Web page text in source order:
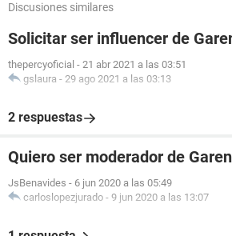
Discusiones similares
Solicitar ser influencer de
thepercyoficial - 21 abr 2021 a las 03:51
gslaura - 29 ago 2021 a las 03:13
2 respuestas
Quiero ser moderador de
JsBenavides - 6 jun 2020 a las 05:49
carloslopezjurado - 9 jun 2020 a las 13:07